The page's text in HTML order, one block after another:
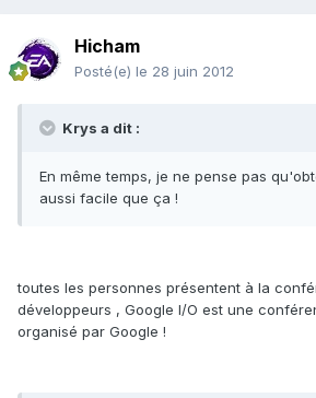
Hicham
Posté(e) le 28 juin 2012
Krys a dit :
En même temps, je ne pense pas
aussi facile que ça !
toutes les personnes présentent à la
développeurs , Google I/O est une
organisé par Google !